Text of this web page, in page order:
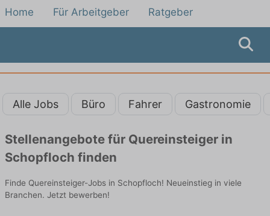
Home Für Arbeitgeber Ratgeber
Alle Jobs Büro Fahrer Gastronomie
Stellenangebote für Quereinsteiger in
Schopfloch finden
Finde Quereinsteiger-Jobs in Schopfloch! Neueinstieg in viele
Branchen. Jetzt bewerben!